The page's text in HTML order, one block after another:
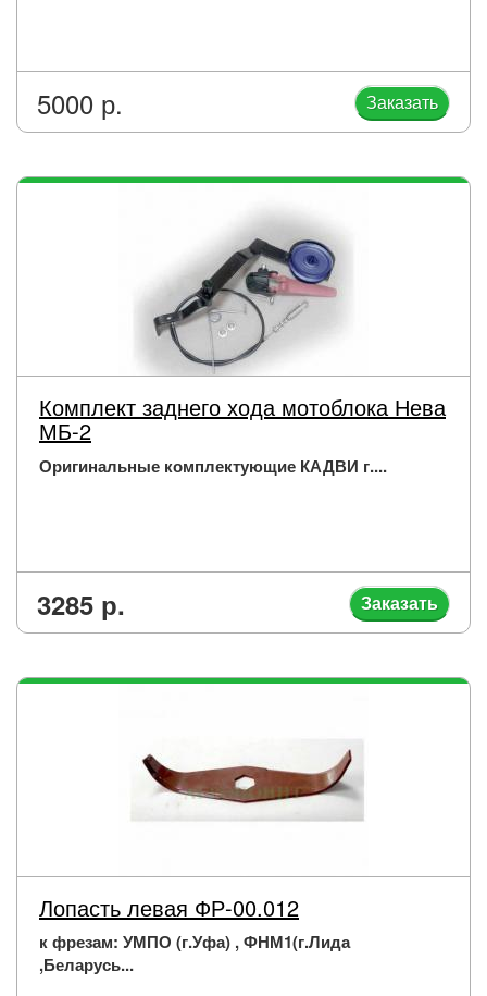
5000 р. Заказать
Комплект заднего хода мотоблока Нева
МБ-2
Оригинальные комплектующие КАДВИ г....
3285 р. Заказать
Лопасть левая ФР-00.012
к фрезам: УМПО (г.Уфа) , ФНМ1(г.Лида
,Беларусь...